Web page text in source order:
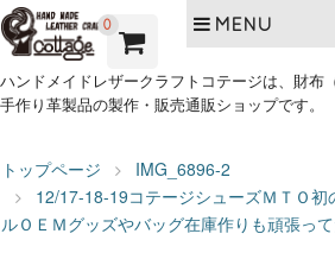
0 MENU
ハンドメイドレザークラフトコテージは、財布
手作り革製品の製作・販売通販ショップです。
トップページ
IMG_6896-2
12/17-18-19コテージシューズＭＴＯ
ルＯＥＭグッズやバッグ在庫作りも頑張っ